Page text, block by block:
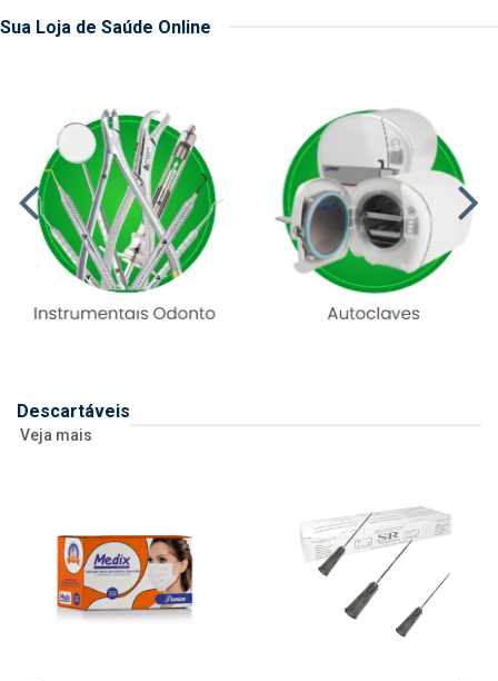
Sua Loja de Saúde Online
Descartáveis
Veja mais